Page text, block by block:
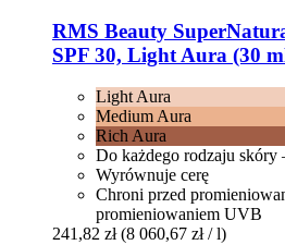
RMS Beauty
SPF 30, Light Aura (30
Light Aura
Medium Aura
Rich Aura
Do każdego rodzaju skóry
Wyrównuje cerę
Chroni przed
promieniowaniem UVB
241,82 zł (8 060,67 zł / l)